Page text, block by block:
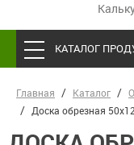
КАТАЛОГ
Главная Каталог
Доска обрезная